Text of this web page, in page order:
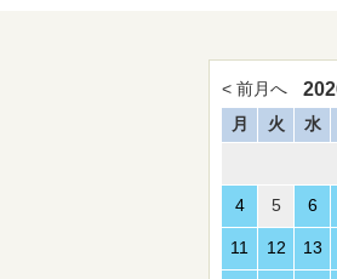
< 前月へ
月
火 水
4 5 6
11 12 13